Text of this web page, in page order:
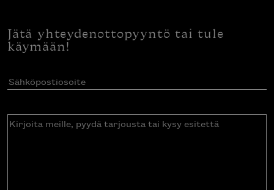
Jätä yhteydenottopyyntö tai tule
käymään!
Sähköpostiosoite(Pakollinen)
Kirjoita